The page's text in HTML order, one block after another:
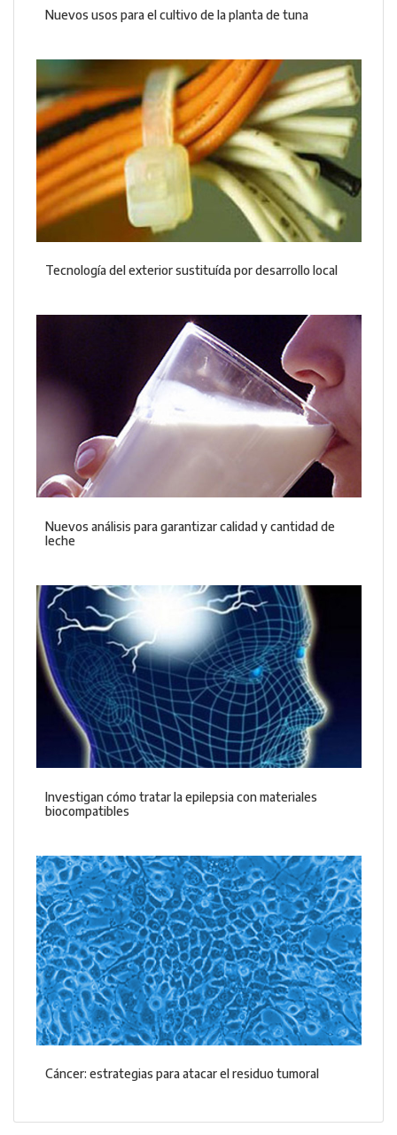
Nuevos usos para el cultivo de la planta de tuna
Tecnología del exterior sustituída por desarrollo local
Nuevos análisis para garantizar calidad y cantidad de
leche
Investigan cómo tratar la epilepsia con materiales
biocompatibles
Cáncer: estrategias para atacar el residuo tumoral